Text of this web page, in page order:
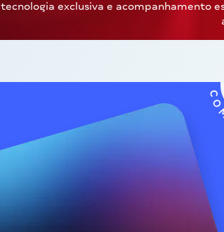
tecnologia exclusiva e acompanhamento